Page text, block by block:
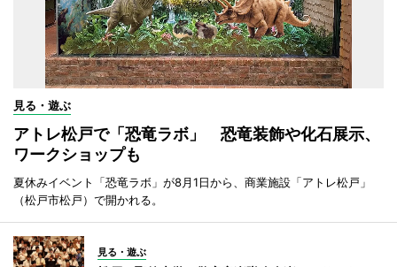
見る・遊ぶ
アトレ松戸で「恐竜ラボ」 恐竜装飾や化石展示、
ワークショップも
夏休みイベント「恐竜ラボ」が8月1日から、商業施設「アトレ松戸」
（松戸市松戸）で開かれる。
見る・遊ぶ